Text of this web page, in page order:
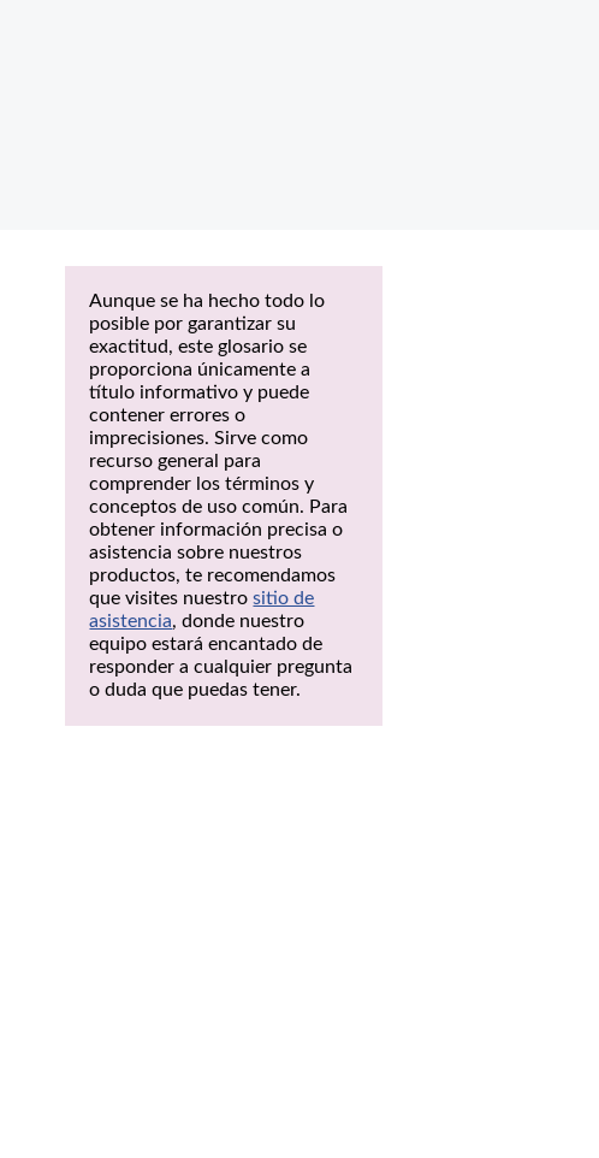
Aunque se ha hecho todo lo
posible por garantizar su
exactitud, este glosario se
proporciona únicamente a
título informativo y puede
contener errores o
imprecisiones. Sirve como
recurso general para
comprender los términos y
conceptos de uso común. Para
obtener información precisa o
asistencia sobre nuestros
productos, te recomendamos
que visites nuestrositio de
asistencia, donde nuestro
equipo estará encantado de
responder a cualquier pregunta
o duda que puedas tener.